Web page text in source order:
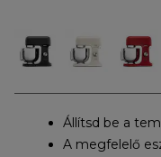
Állítsd be a
A megfelelő